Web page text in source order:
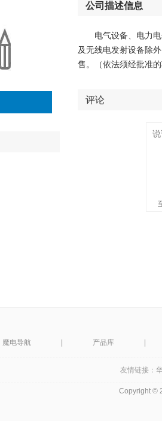
公司描述信息
电气设备、电力
及无线电发射设备除
售。（依法须经批准
评论
魔电导航 产品库
友情链接：
Copyright ©